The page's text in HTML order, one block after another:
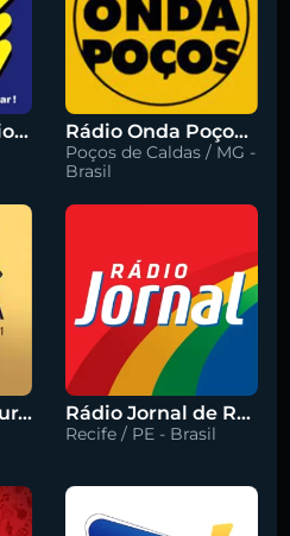
Rádio Nova Regional 91.5 FM Rádio Onda Poços 96.7 FM
Poços de Caldas / MG -
Brasil
Rádio Nova Cultura 93.1 FM Rádio Jornal de Recife 90.3 FM
Recife / PE - Brasil